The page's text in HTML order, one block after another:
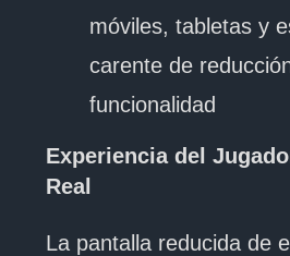
móviles, tabletas y
carente de
funcionalidad
Experiencia del
Real
La pantalla reducida de